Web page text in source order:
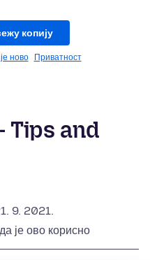
копију
ново Приватност
Tips and
9. 2021.
је ово корисно